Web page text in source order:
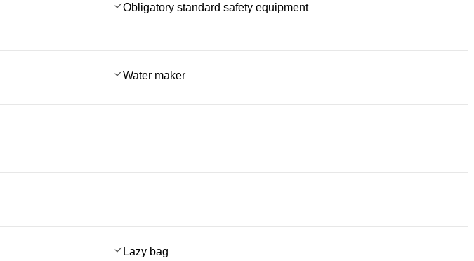
Obligatory standard safety equipment
Water maker
Lazy bag